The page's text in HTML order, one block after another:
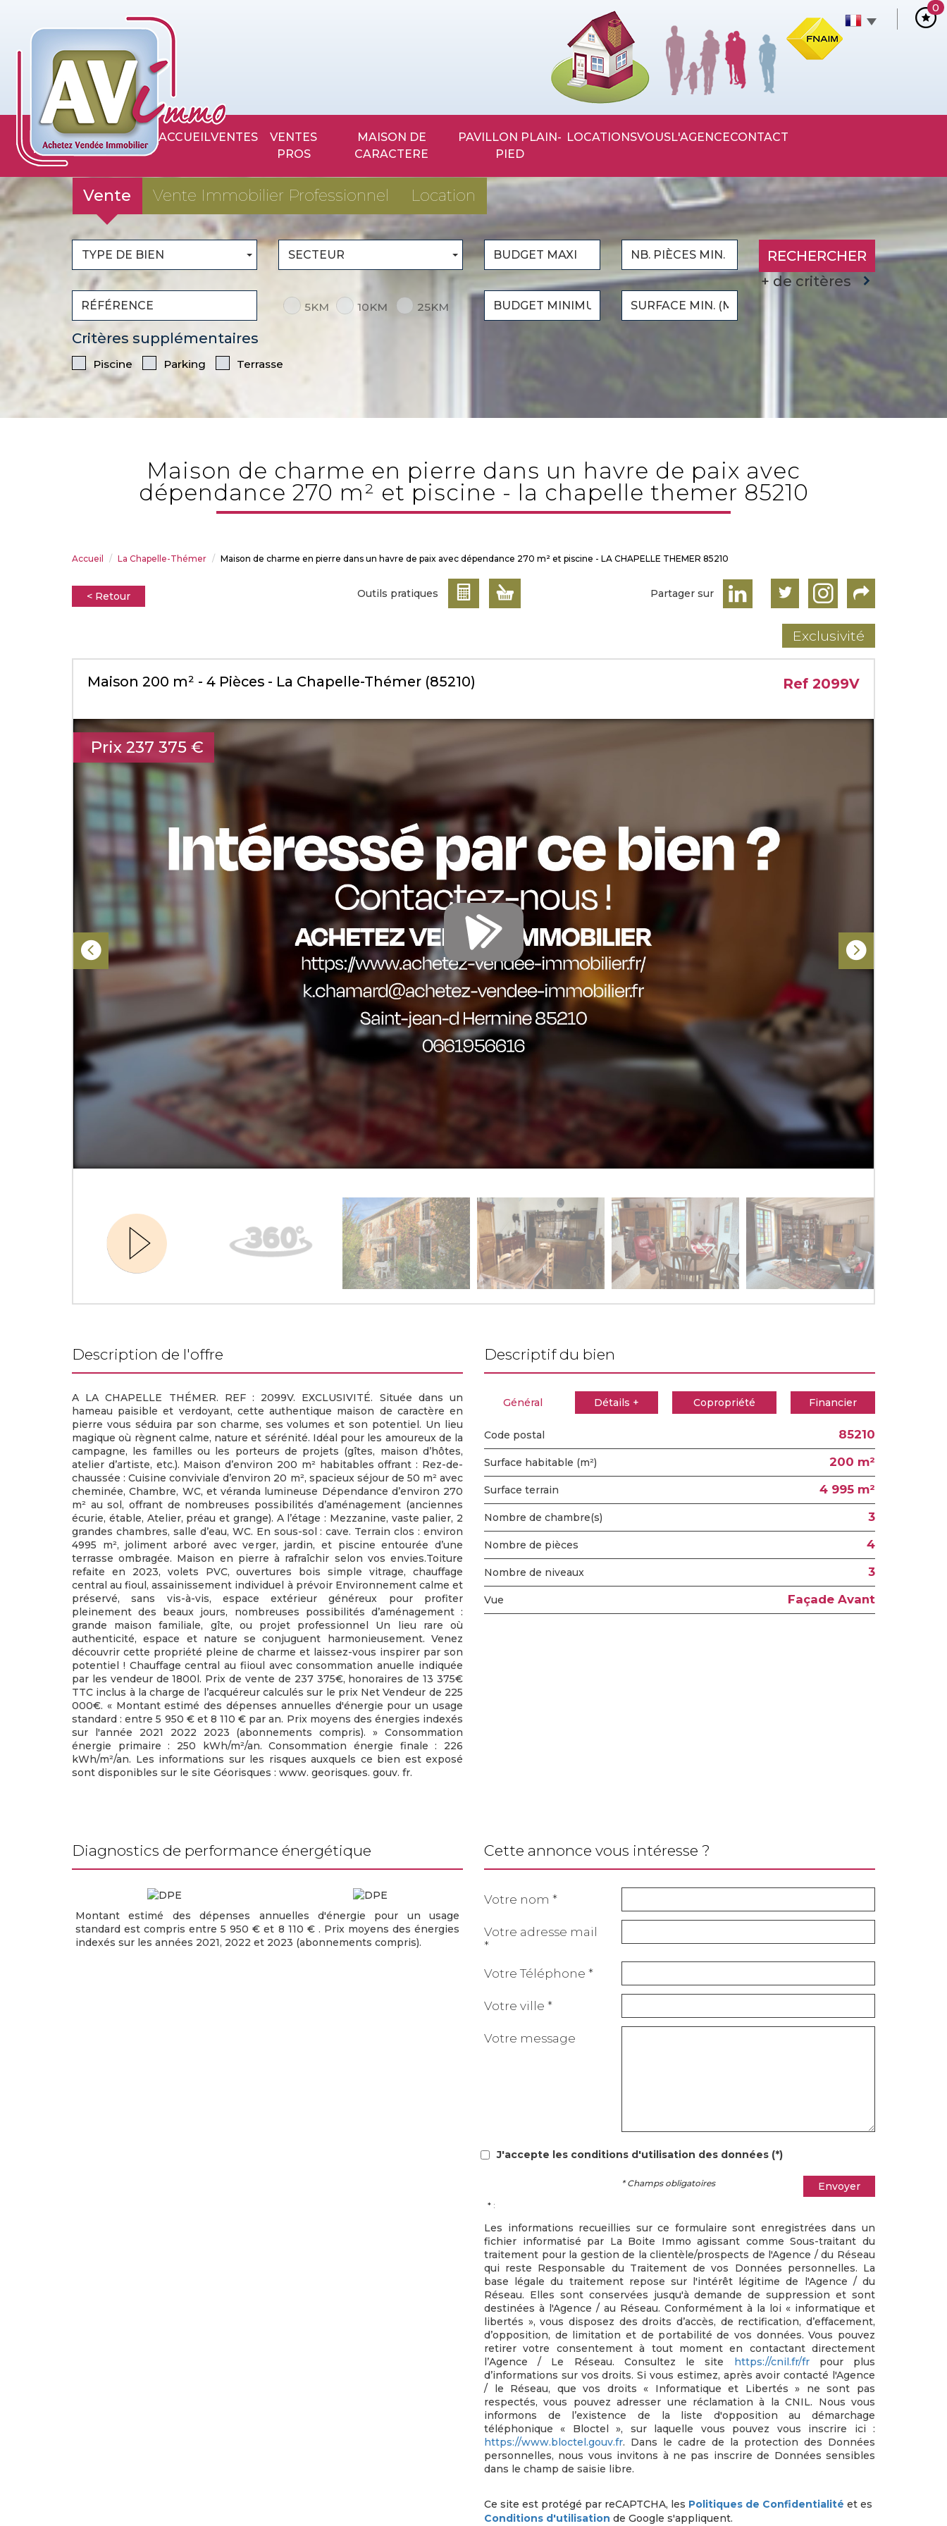
0
ACCUEIL VENTES
VENTES
PROS
MAISON DE
CARACTERE
PAVILLON PLAIN-
PIED
LOCATIONS VOUS L'AGENCE CONTACT
Vente Vente Immobilier Professionnel Location
TYPE DE BIEN SECTEUR
RECHERCHER
+ de critères
5KM 10KM 25KM
Critères supplémentaires
Piscine Parking Terrasse
maison de charme en pierre dans un havre de paix avec
dépendance 270 m² et piscine - la chapelle themer 85210
Accueil La Chapelle-Thémer Maison de charme en pierre dans un havre de paix avec dépendance 270 m² et piscine - LA CHAPELLE THEMER 85210
< Retour Outils pratiques Partager sur
Exclusivité
Maison 200 m² - 4 Pièces - La Chapelle-Thémer (85210) Ref 2099V
Prix 237 375 €
description de l'offre
A LA CHAPELLE THÉMER. REF : 2099V. EXCLUSIVITÉ. Située dans un
hameau paisible et verdoyant, cette authentique maison de caractère en
pierre vous séduira par son charme, ses volumes et son potentiel. Un lieu
magique où règnent calme, nature et sérénité. Idéal pour les amoureux de la
campagne, les familles ou les porteurs de projets (gîtes, maison d’hôtes,
atelier d’artiste, etc.). Maison d’environ 200 m² habitables offrant : Rez-de-
chaussée : Cuisine conviviale d’environ 20 m², spacieux séjour de 50 m² avec
cheminée, Chambre, WC, et véranda lumineuse Dépendance d’environ 270
m² au sol, offrant de nombreuses possibilités d’aménagement (anciennes
écurie, étable, Atelier, préau et grange). A l’étage : Mezzanine, vaste palier, 2
grandes chambres, salle d’eau, WC. En sous-sol : cave. Terrain clos : environ
4995 m², joliment arboré avec verger, jardin, et piscine entourée d’une
terrasse ombragée. Maison en pierre à rafraîchir selon vos envies.Toiture
refaite en 2023, volets PVC, ouvertures bois simple vitrage, chauffage
central au fioul, assainissement individuel à prévoir Environnement calme et
préservé, sans vis-à-vis, espace extérieur généreux pour profiter
pleinement des beaux jours, nombreuses possibilités d’aménagement :
grande maison familiale, gîte, ou projet professionnel Un lieu rare où
authenticité, espace et nature se conjuguent harmonieusement. Venez
découvrir cette propriété pleine de charme et laissez-vous inspirer par son
potentiel ! Chauffage central au fiioul avec consommation anuelle indiquée
par les vendeur de 1800l. Prix de vente de 237 375€, honoraires de 13 375€
TTC inclus à la charge de l’acquéreur calculés sur le prix Net Vendeur de 225
000€. « Montant estimé des dépenses annuelles d'énergie pour un usage
standard : entre 5 950 € et 8 110 € par an. Prix moyens des énergies indexés
sur l'année 2021 2022 2023 (abonnements compris). » Consommation
énergie primaire : 250 kWh/m²/an. Consommation énergie finale : 226
kWh/m²/an. Les informations sur les risques auxquels ce bien est exposé
sont disponibles sur le site Géorisques : www. georisques. gouv. fr.
descriptif du bien
Général Détails + Copropriété Financier
Code postal 85210
Surface habitable (m²) 200 m²
surface terrain 4 995 m²
Nombre de chambre(s) 3
Nombre de pièces 4
Nombre de niveaux 3
Vue Façade Avant
diagnostics de performance énergétique
Montant estimé des dépenses annuelles d'énergie pour un usage
standard est compris entre 5 950 € et 8 110 € . Prix moyens des énergies
indexés sur les années 2021, 2022 et 2023 (abonnements compris).
cette annonce vous intéresse ?
Votre nom *
Votre adresse mail
*
Votre Téléphone *
Votre ville *
Votre message
J'accepte les conditions d'utilisation des données (*)
Envoyer
* Champs obligatoires
* :
Les informations recueillies sur ce formulaire sont enregistrées dans un
fichier informatisé par La Boite Immo agissant comme Sous-traitant du
traitement pour la gestion de la clientèle/prospects de l'Agence / du Réseau
qui reste Responsable du Traitement de vos Données personnelles. La
base légale du traitement repose sur l'intérêt légitime de l'Agence / du
Réseau. Elles sont conservées jusqu'à demande de suppression et sont
destinées à l'Agence / au Réseau. Conformément à la loi « informatique et
libertés », vous disposez des droits d’accès, de rectification, d’effacement,
d’opposition, de limitation et de portabilité de vos données. Vous pouvez
retirer votre consentement à tout moment en contactant directement
l’Agence / Le Réseau. Consultez le site https://cnil.fr/frpour plus
d’informations sur vos droits. Si vous estimez, après avoir contacté l'Agence
/ le Réseau, que vos droits « Informatique et Libertés » ne sont pas
respectés, vous pouvez adresser une réclamation à la CNIL. Nous vous
informons de l’existence de la liste d'opposition au démarchage
téléphonique « Bloctel », sur laquelle vous pouvez vous inscrire ici :
https://www.bloctel.gouv.fr. Dans le cadre de la protection des Données
personnelles, nous vous invitons à ne pas inscrire de Données sensibles
dans le champ de saisie libre.
Ce site est protégé par reCAPTCHA, les Politiques de Confidentialité et es
Conditions d'utilisation de Google s'appliquent.